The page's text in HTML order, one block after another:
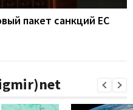
пакет санкций ЕС